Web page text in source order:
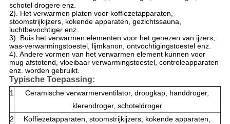
schotel drogere enz.
2). Het verwarmen platen voor koffiezetapparaten,
stoomstrijkijzers, kokende apparaten, gezichtssauna,
luchtbevochtiger enz.
3). Buis het verwarmen elementen voor het genezen van ijzers,
was-verwarmingstoestel, lijmkanon, ontvochtigingstoestel enz.
4). Andere vormen van het verwarmen element kunnen voor
mug afstotend, vloeibaar verwarmingstoestel, controleapparaten
enz. worden gebruikt.
Typische Toepassing:
1
Ceramische verwarmerventilator, droogkap, handdroger,
klerendroger, schoteldroger
2
Koffiezetapparaten, stoomstrijkijzers, kokende apparaten,